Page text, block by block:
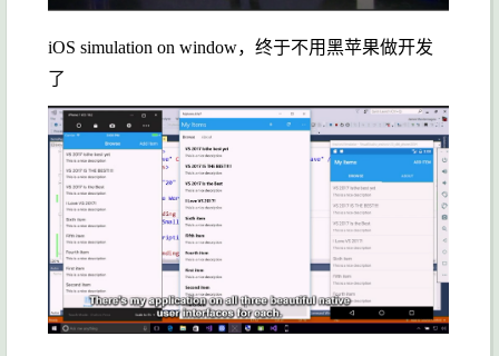
iOS simulation on window，终于不用黑苹果做开发
了